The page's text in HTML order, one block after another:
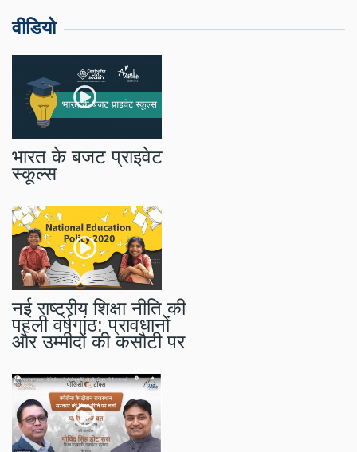
वीडियो
भारत के बजट प्राइवेट
स्कूल्स
नई राष्ट्रीय शिक्षा नीति की
पहली वर्षगांठ: प्रावधानों
और उम्मीदों की कसौटी पर